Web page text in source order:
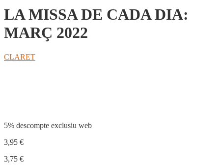
LA MISSA DE CADA DIA:
MARÇ 2022
CLARET
5% descompte exclusiu web
3,95 €
3,75 €